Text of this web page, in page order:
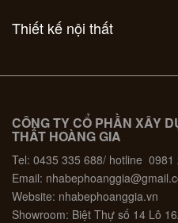
Thiết kế nội thất
CÔNG TY CỔ PHẦN XÂY
THẤT HOÀNG GIA
Tel: 0435 335 688/ hotline 0981
Email:
Website: nhabephoanggia.vn
Showroom: Biệt Thự số 14 Lô